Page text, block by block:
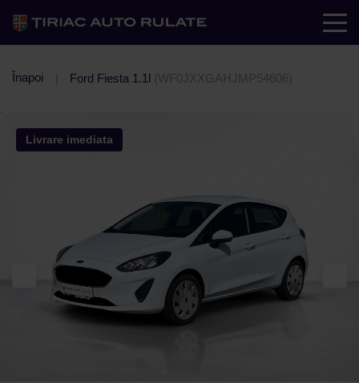
Înapoi Ford Fiesta 1.1l (WF0JXXGAHJMP54606)
Livrare imediata